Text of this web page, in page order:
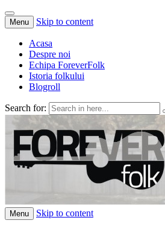
Menu Skip to content
Acasa
Despre noi
Echipa ForeverFolk
Istoria folkului
Blogroll
Search for:
ForeverFolk
Muzica sufletului tau
Menu Skip to content